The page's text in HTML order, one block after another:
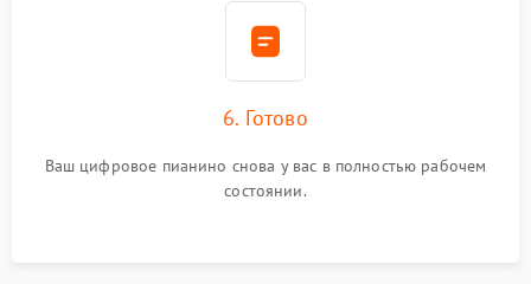
6. Готово
Ваш цифровое пианино снова у вас в полностью рабочем
состоянии.